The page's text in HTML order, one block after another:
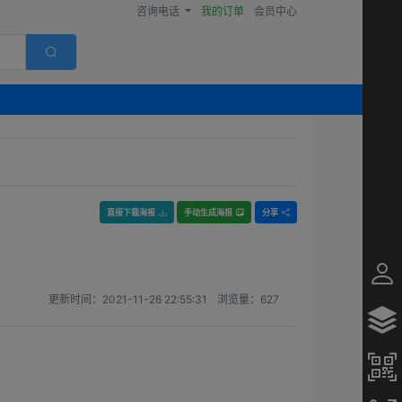
咨询电话 我的订单 会员中心
直接下载海报 手动生成海报 分享
更新时间： 2021-11-26 22:55:31 浏览量： 627